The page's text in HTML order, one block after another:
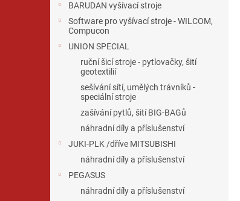
BARUDAN vyšívací stroje
Software pro vyšívací stroje - WILCOM,
Compucon
UNION SPECIAL
ruční šicí stroje - pytlovačky, šití
geotextilií
sešívání sítí, umělých trávníků -
speciální stroje
zašívání pytlů, šití BIG-BAGů
náhradní díly a příslušenství
JUKI-PLK /dříve MITSUBISHI
náhradní díly a příslušenství
PEGASUS
náhradní díly a příslušenství